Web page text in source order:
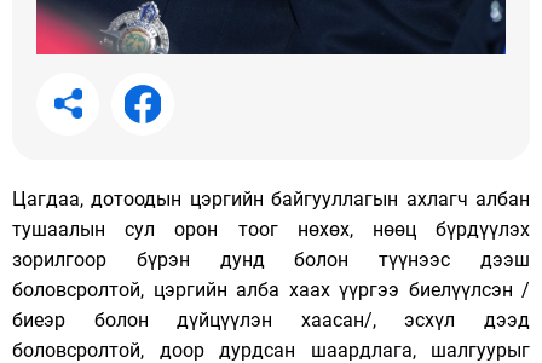
Цагдаа, дотоодын цэргийн байгууллагын ахлагч албан
тушаалын сул орон тоог нөхөх, нөөц бүрдүүлэх
зорилгоор бүрэн дунд болон түүнээс дээш
боловсролтой, цэргийн алба хаах үүргээ биелүүлсэн /
биеэр болон дүйцүүлэн хаасан/, эсхүл дээд
боловсролтой, доор дурдсан шаардлага, шалгуурыг